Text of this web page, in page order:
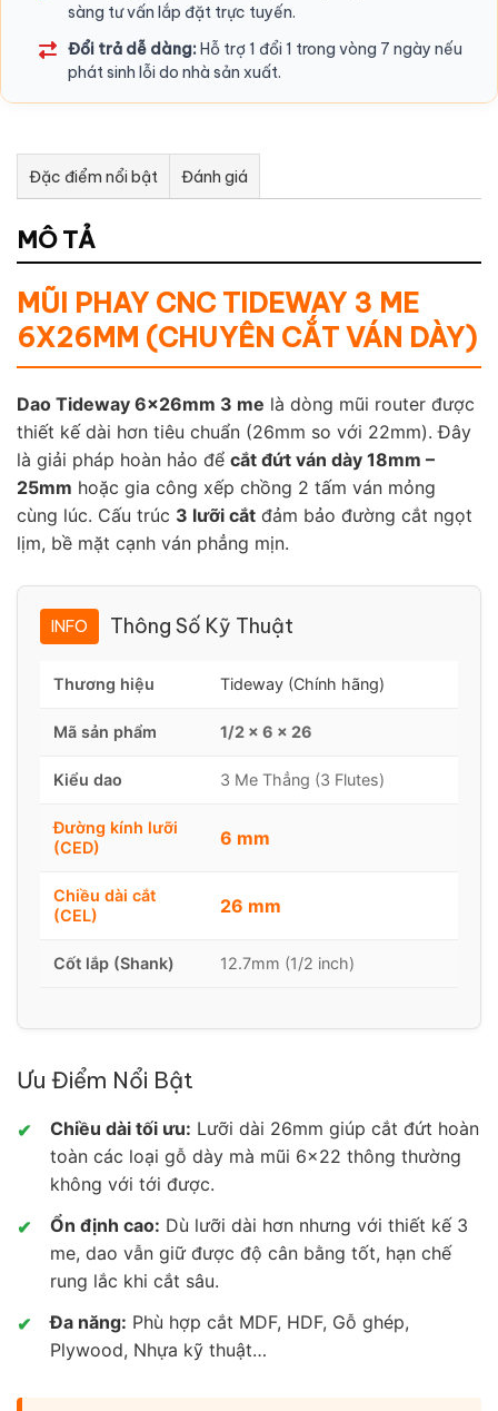
sàng tư vấn lắp đặt trực tuyến.
Đổi trả dễ dàng:Hỗ trợ 1 đổi 1 trong vòng 7 ngày nếu
phát sinh lỗi do nhà sản xuất.
Đặc điểm nổi bật Đánh giá
Tư vấn & bán hàng qua Facebook
MÔ TẢ
MŨI PHAY CNC TIDEWAY 3 ME
6X26MM (CHUYÊN CẮT VÁN DÀY)
Dao Tideway 6x26mm 3 me là dòng mũi router được
thiết kế dài hơn tiêu chuẩn (26mm so với 22mm). Đây
là giải pháp hoàn hảo để cắt đứt ván dày 18mm –
25mm hoặc gia công xếp chồng 2 tấm ván mỏng
cùng lúc. Cấu trúc 3 lưỡi cắt đảm bảo đường cắt ngọt
lịm, bề mặt cạnh ván phẳng mịn.
INFO Thông Số Kỹ Thuật
Thương hiệu Tideway (Chính hãng)
Mã sản phẩm 1/2 x 6 x 26
Kiểu dao 3 Me Thẳng (3 Flutes)
Đường kính lưỡi
(CED)
6 mm
Chiều dài cắt
(CEL)
26 mm
Cốt lắp (Shank) 12.7mm (1/2 inch)
Ưu Điểm Nổi Bật
✔ Chiều dài tối ưu: Lưỡi dài 26mm giúp cắt đứt hoàn
toàn các loại gỗ dày mà mũi 6×22 thông thường
không với tới được.
✔
Ổn định cao: Dù lưỡi dài hơn nhưng với thiết kế 3
me, dao vẫn giữ được độ cân bằng tốt, hạn chế
rung lắc khi cắt sâu.
✔
Đa năng: Phù hợp cắt MDF, HDF, Gỗ ghép,
Plywood, Nhựa kỹ thuật…